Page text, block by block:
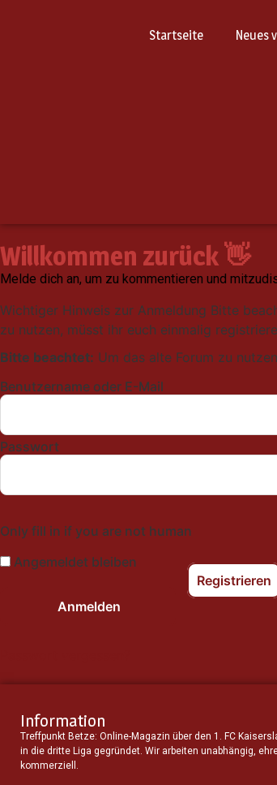
Startseite Neues
Willkommen zurück 👋
Melde dich an, um zu kommentieren und
Wichtiger Hinweis zur Anmeldung Bitte
zu nutzen, müsst ihr euch einmalig
Bitte beachtet: Um das alte Forum zu
Benutzername oder E-Mail
Passwort
Only fill in if you are not human
Angemeldet bleiben
Registrieren
Information
Treffpunkt Betze: Online-Magazin über den 1. FC
in die dritte Liga gegründet. Wir arbeiten unabhängig,
kommerziell.